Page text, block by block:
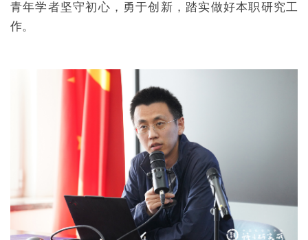
青年学者坚守初心，勇于创新，踏实做好本职研究工
作。